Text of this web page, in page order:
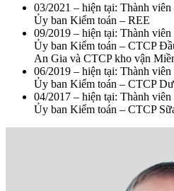
03/2021 – hiện tại: Thành
Ủy ban Kiểm toán – REE
09/2019 – hiện tại: Thành
Ủy ban Kiểm toán – CTCP
An Gia và CTCP kho vận
06/2019 – hiện tại: Thành
Ủy ban Kiểm toán – CTCP
04/2017 – hiện tại: Thành
Ủy ban Kiểm toán – CTCP